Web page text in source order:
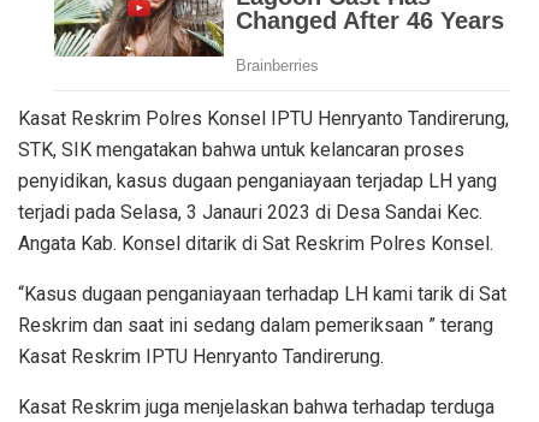
Kasat Reskrim Polres Konsel IPTU Henryanto Tandirerung,
STK, SIK mengatakan bahwa untuk kelancaran proses
penyidikan, kasus dugaan penganiayaan terjadap LH yang
terjadi pada Selasa, 3 Janauri 2023 di Desa Sandai Kec.
Angata Kab. Konsel ditarik di Sat Reskrim Polres Konsel.
“Kasus dugaan penganiayaan terhadap LH kami tarik di Sat
Reskrim dan saat ini sedang dalam pemeriksaan ” terang
Kasat Reskrim IPTU Henryanto Tandirerung.
Kasat Reskrim juga menjelaskan bahwa terhadap terduga